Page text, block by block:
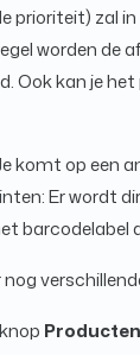
prioriteit) zal
worden
Ook kan je
komt op een
Er wordt
barcodelabel